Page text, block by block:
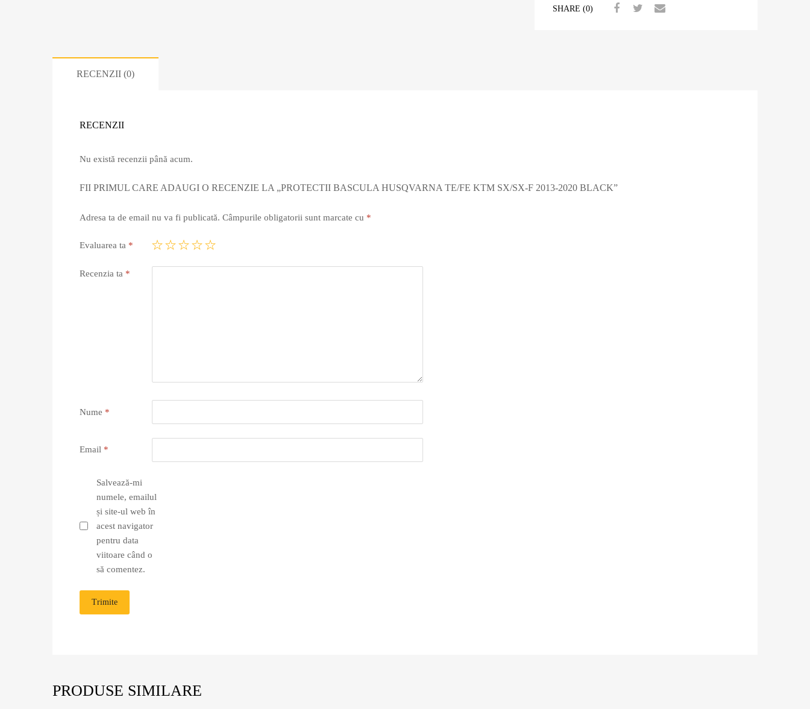
SHARE (0)
RECENZII (0)
RECENZII
Nu există recenzii până acum.
FII PRIMUL CARE ADAUGI O RECENZIE LA „PROTECTII BASCULA HUSQVARNA TE/FE KTM SX/SX-F 2013-2020 BLACK”
Adresa ta de email nu va fi publicată. Câmpurile obligatorii sunt marcate cu *
Evaluarea ta *
Recenzia ta *
Nume *
Email *
Salvează-mi
numele, emailul
și site-ul web în
acest navigator
pentru data
viitoare când o
să comentez.
PRODUSE SIMILARE